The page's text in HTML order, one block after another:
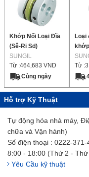
Khớp Nối Loại Đĩa
(Sê-Ri Sd)
SUNGIL
Từ :464,683 VND
Cùng ngày
Loại
SDW
Từ :
Hỗ trợ Kỹ Thuật
Tự động hóa nhà máy,
chữa và Vận hành)
Số điện thoại : 0222-371-
8:00 - 18:00 (Thứ 2 - Thứ
Yêu Cầu kỹ thuật